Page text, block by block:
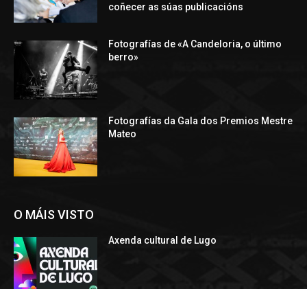
coñecer as súas publicacións
Fotografías de «A Candeloria, o último
berro»
Fotografías da Gala dos Premios Mestre
Mateo
O MÁIS VISTO
Axenda cultural de Lugo